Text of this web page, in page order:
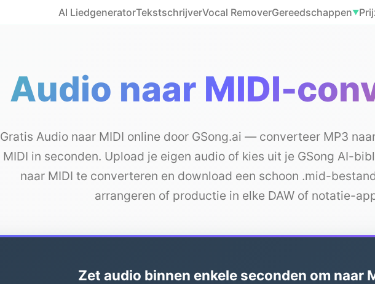
AI LiedgeneratorTekstschrijverVocal RemoverGereedschappen▼
Audio naar MIDI-
Gratis Audio naar MIDI online door GSong.ai — converteer MP3
MIDI in seconden. Upload je eigen audio of kies uit je GSong AI-
naar MIDI te converteren en download een schoon .mid-
arrangeren of productie in elke DAW of notatie-
Zet audio binnen enkele seconden om naar